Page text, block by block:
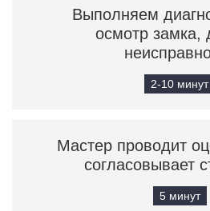
Выполняем
осмотр замка,
2-10 минут
Мастер проводит
согласовывает
5 минут